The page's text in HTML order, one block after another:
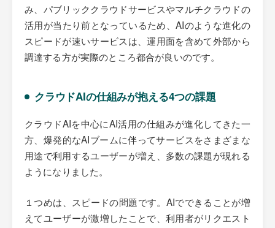
み、パブリッククラウドサービスやマルチクラウドの
活用が当たり前となっているため、AIのような進化の
スピードが速いサービスは、運用面を含めて外部から
調達する方が実際のところ都合が良いのです。
クラウドAIの仕組みが抱える4つの課題
クラウドAIを中心にAI活用の仕組みが進化してきた一
方、爆発的なAIブームに伴ってサービスをさまざまな
用途で利用するユーザーが増え、多数の課題が現れる
ようになりました。
１つめは、スピードの問題です。AIでできることが増
えてユーザーが激増したことで、利用者がリクエスト